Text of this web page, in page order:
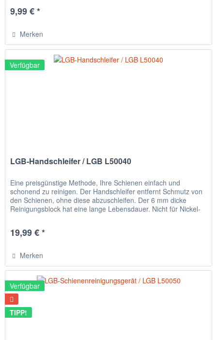
9,99 € *
Merken
Verfügbar
LGB-Handschleifer / LGB L50040
Eine preisgünstige Methode, Ihre Schienen einfach und
schonend zu reinigen. Der Handschleifer entfernt Schmutz von
den Schienen, ohne diese abzuschleifen. Der 6 mm dicke
Reinigungsblock hat eine lange Lebensdauer. Nicht für Nickel-
19,99 € *
Merken
Verfügbar
TIPP!